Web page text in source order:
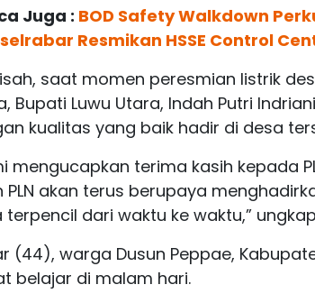
Juga : BOD Safety Walkdown
Resmikan HSSE Control
saat momen peresmian listrik
Bupati Luwu Utara, Indah Putri
kualitas yang baik hadir di desa
mengucapkan terima kasih kepada
PLN akan terus berupaya
terpencil dari waktu ke waktu,”
(44), warga Dusun Peppae,
belajar di malam hari.